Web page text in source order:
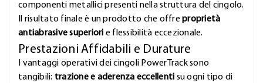
componenti metallici presenti nella struttura del cingolo.
Il risultato finale è un prodotto che offreproprietà
antiabrasive superiori e flessibilità eccezionale.
Prestazioni Affidabili e Durature
I vantaggi operativi dei cingoli PowerTrack sono
tangibili: trazione e aderenza eccellenti su ogni tipo di